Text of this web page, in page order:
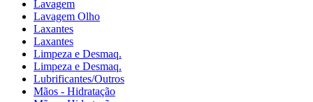
Lavagem
Lavagem Olho
Laxantes
Laxantes
Limpeza e Desmaq.
Limpeza e Desmaq.
Lubrificantes/Outros
Mãos - Hidratação